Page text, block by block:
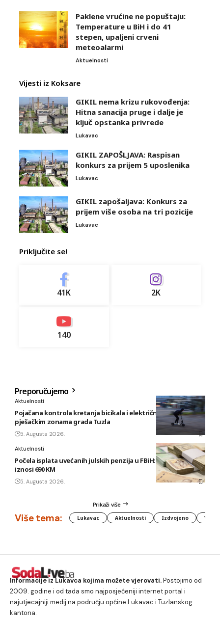
Paklene vrućine ne popuštaju:
Temperature u BiH i do 41
stepen, upaljeni crveni
meteoalarmi
Aktuelnosti
Vijesti iz Koksare
GIKIL nema krizu rukovođenja:
Hitna sanacija pruge i dalje je
ključ opstanka privrede
Lukavac
GIKIL ZAPOŠLJAVA: Raspisan
konkurs za prijem 5 uposlenika
Lukavac
GIKIL zapošaljava: Konkurs za
prijem više osoba na tri pozicije
Lukavac
Priključite se!
41K 2K
140
Preporučujemo
Aktuelnosti
Pojačana kontrola kretanja bicikala i električnih romobila u
pješačkim zonama grada Tuzla
5. Augusta 2026.
Aktuelnosti
Počela isplata uvećanih julskih penzija u FBiH: Najniža sada
iznosi 690 KM
5. Augusta 2026.
Prikaži više
Više tema: Lukavac Aktuelnosti Izdvojeno
Informacije iz Lukavca kojima možete vjerovati.Postojimo od
2009. godine i od tada smo najposjećeniji internet portal i
najutjecajniji medij na području općine Lukavac i Tuzlanskog
kantona.